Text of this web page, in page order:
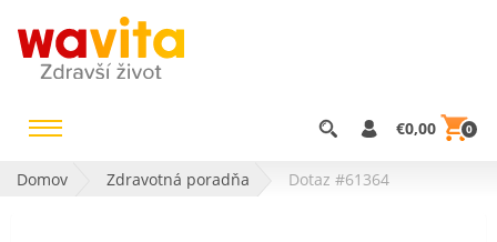
€0,00 0
Domov Zdravotná poradňa Dotaz #61364